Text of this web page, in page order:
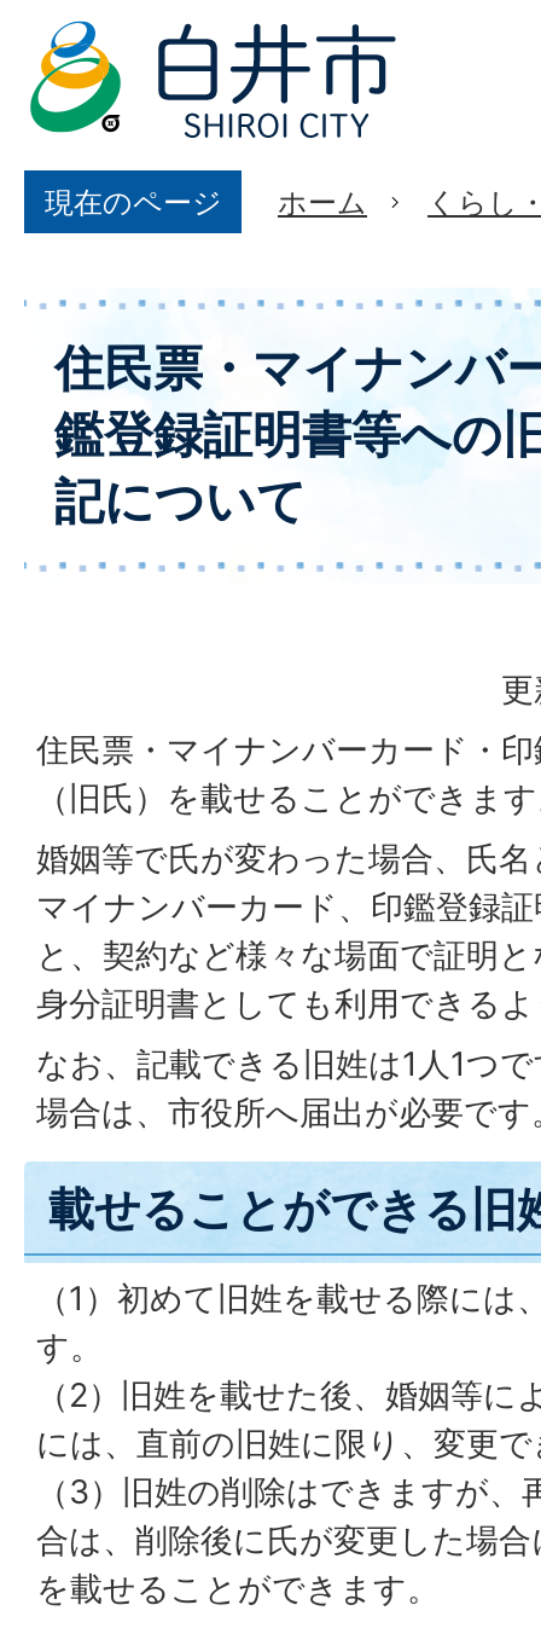
現在のページ ホーム くらし
住民票・マイナンバ
鑑登録証明書等への
記について
住民票・マイナンバーカード・
（旧氏）を載せることができま
婚姻等で氏が変わった場合、氏
マイナンバーカード、印鑑登録
と、契約など様々な場面で証明
身分証明書としても利用できる
なお、記載できる旧姓は1人1つ
場合は、市役所へ届出が必要です
載せることができる旧
（1）初めて旧姓を載せる際には
す。
（2）旧姓を載せた後、婚姻等
には、直前の旧姓に限り、変更
（3）旧姓の削除はできますが
合は、削除後に氏が変更した場
を載せることができます。